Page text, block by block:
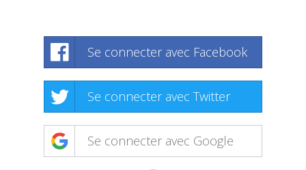
Se connecter avec Facebook
Se connecter avec Twitter
Se connecter avec Google